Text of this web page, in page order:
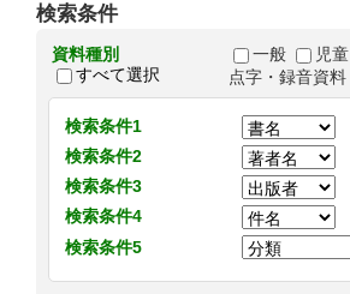
検索条件
資料種別
すべて選択
一般 児童
点字・録音資料
検索条件1
検索条件2
検索条件3
検索条件4
検索条件5